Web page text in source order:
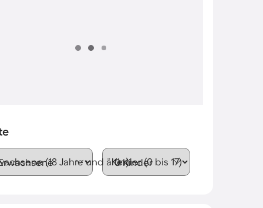
(18 Jahre und älter)Kinder (0 bis 17)